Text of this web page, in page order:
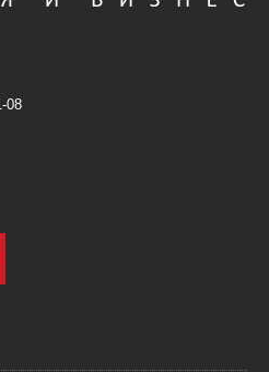
08